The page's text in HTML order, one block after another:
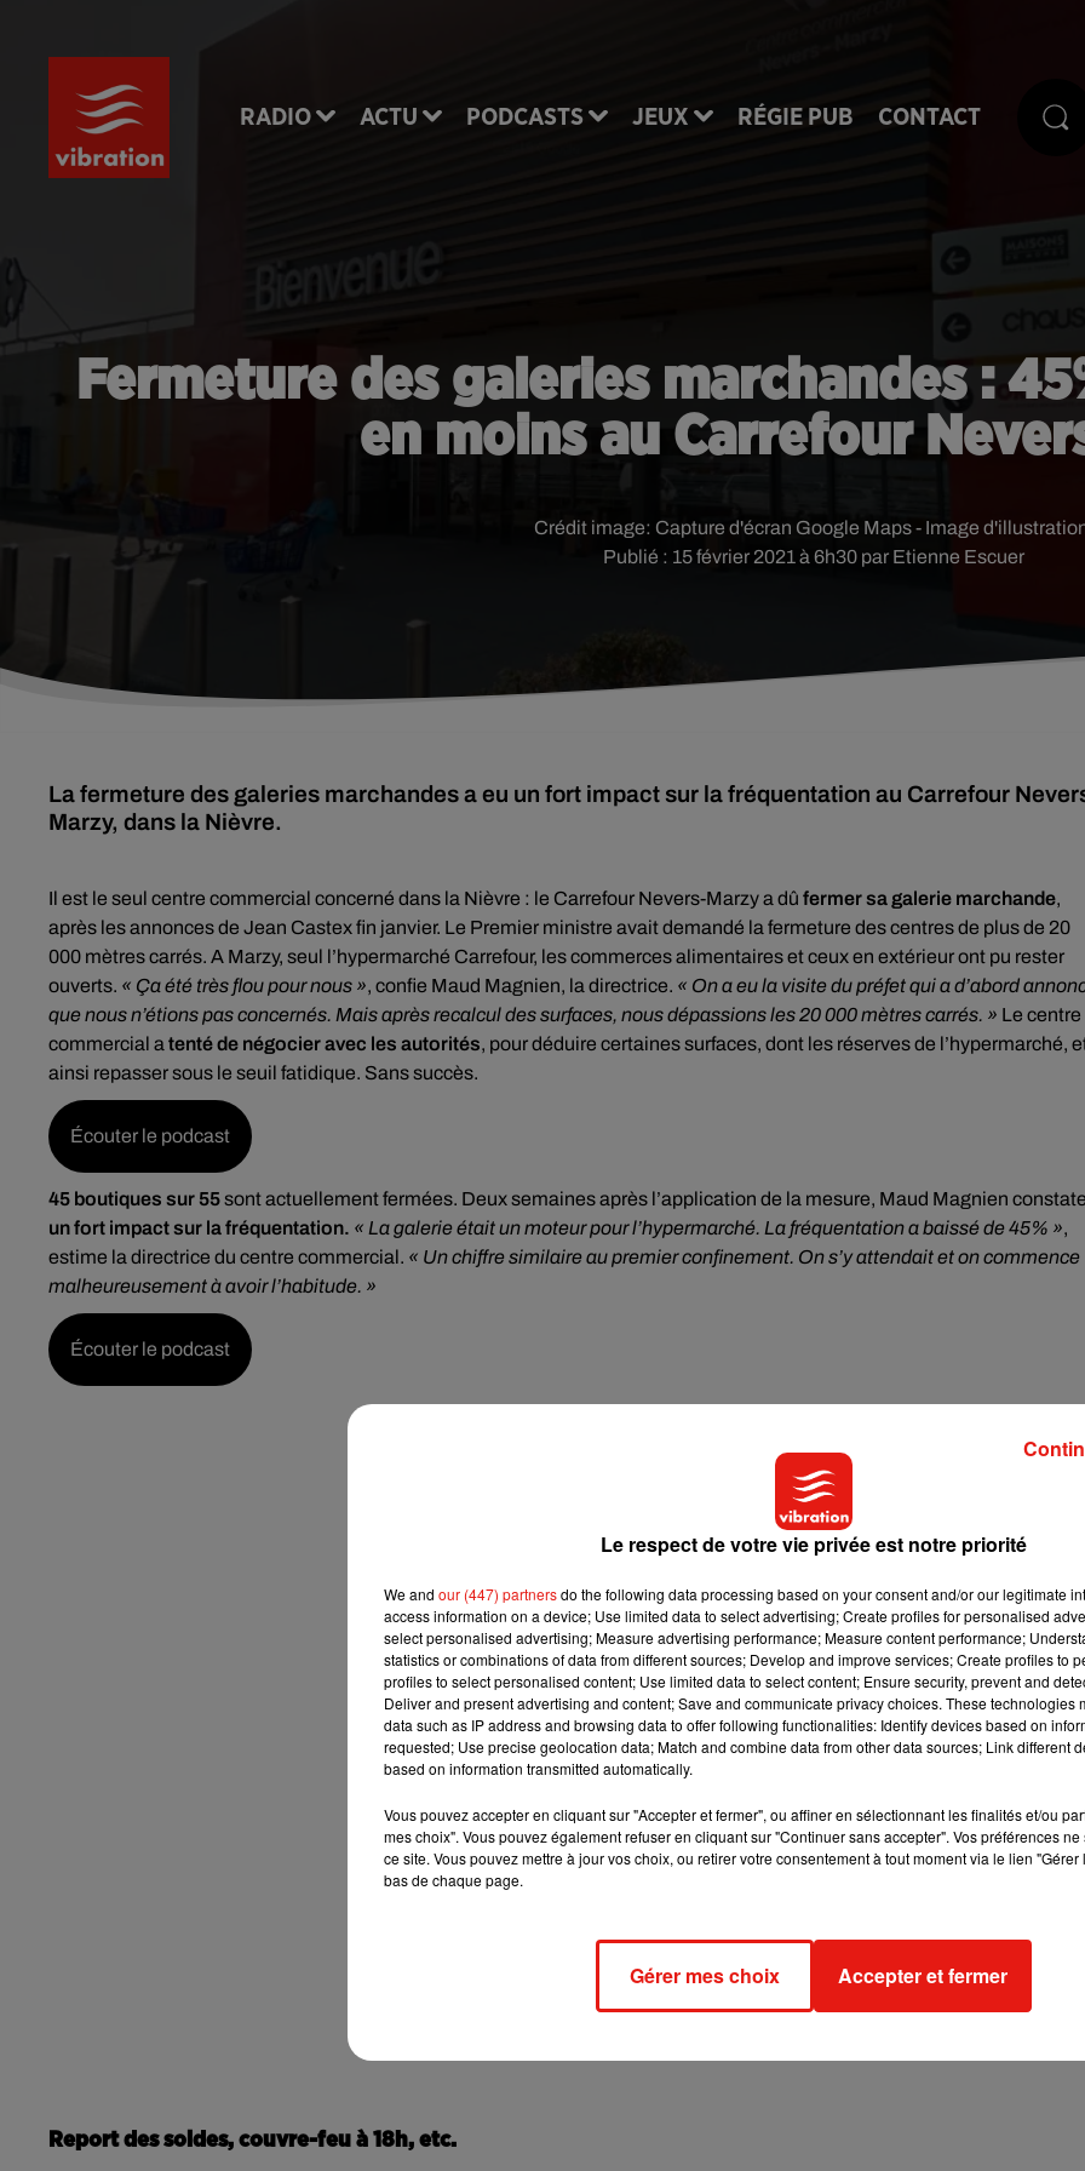
RADIO ACTU PODCASTS JEUX RÉGIE PUB CONTACT
Fermeture des galeries marchandes :
en moins au Carrefour
Publié : 15 février 2021 à 6h30 par Etienne Escuer
Crédit image: Capture d'écran Google Maps - Image
La fermeture des galeries marchandes a eu un fort impact sur la fréquentation au Carrefour
Marzy, dans la Nièvre.
Il est le seul centre commercial concerné dans la Nièvre : le Carrefour Nevers-Marzy a dû fermer sa galerie marchande,
après les annonces de Jean Castex fin janvier. Le Premier ministre avait demandé la fermeture des centres de plus de 20
000 mètres carrés. A Marzy, seul l’hypermarché Carrefour, les commerces alimentaires et ceux en extérieur ont pu rester
ouverts. « Ça été très flou pour nous », confie Maud Magnien, la directrice. « On a eu la visite du préfet qui a d’abord
que nous n’étions pas concernés. Mais après recalcul des surfaces, nous dépassions les 20 000 mètres carrés. » Le centre
commercial a tenté de négocier avec les autorités, pour déduire certaines surfaces, dont les réserves de l’hypermarché,
ainsi repasser sous le seuil fatidique. Sans succès.
Écouter le podcast
45 boutiques sur 55sont actuellement fermées. Deux semaines après l’application de la mesure, Maud Magnien constate
un fort impact sur la fréquentation. « La galerie était un moteur pour l’hypermarché. La fréquentation a baissé de 45% »,
estime la directrice du centre commercial. « Un chiffre similaire au premier confinement. On s’y attendait et on commence
malheureusement à avoir l’habitude. »
Écouter le podcast
Report des soldes, couvre-feu à 18h, etc.
Le respect de votre vie privée est notre priorité
We and our (447) partnersdo the following data processing based on your consent and/or our legitimate
access information on a device; Use limited data to select advertising; Create profiles for personalised
select personalised advertising; Measure advertising performance; Measure content performance;
statistics or combinations of data from different sources; Develop and improve services; Create profiles to
profiles to select personalised content; Use limited data to select content; Ensure security, prevent and
Deliver and present advertising and content; Save and communicate privacy choices. These technologies
data such as IP address and browsing data to offer following functionalities: Identify devices based on
requested; Use precise geolocation data; Match and combine data from other data sources; Link different
based on information transmitted automatically.
Vous pouvez accepter en cliquant sur "Accepter et fermer", ou affiner en sélectionnant les finalités et/ou
mes choix". Vous pouvez également refuser en cliquant sur "Continuer sans accepter". Vos préférences
ce site. Vous pouvez mettre à jour vos choix, ou retirer votre consentement à tout moment via le lien
bas de chaque page.
Gérer mes choix Accepter et fermer